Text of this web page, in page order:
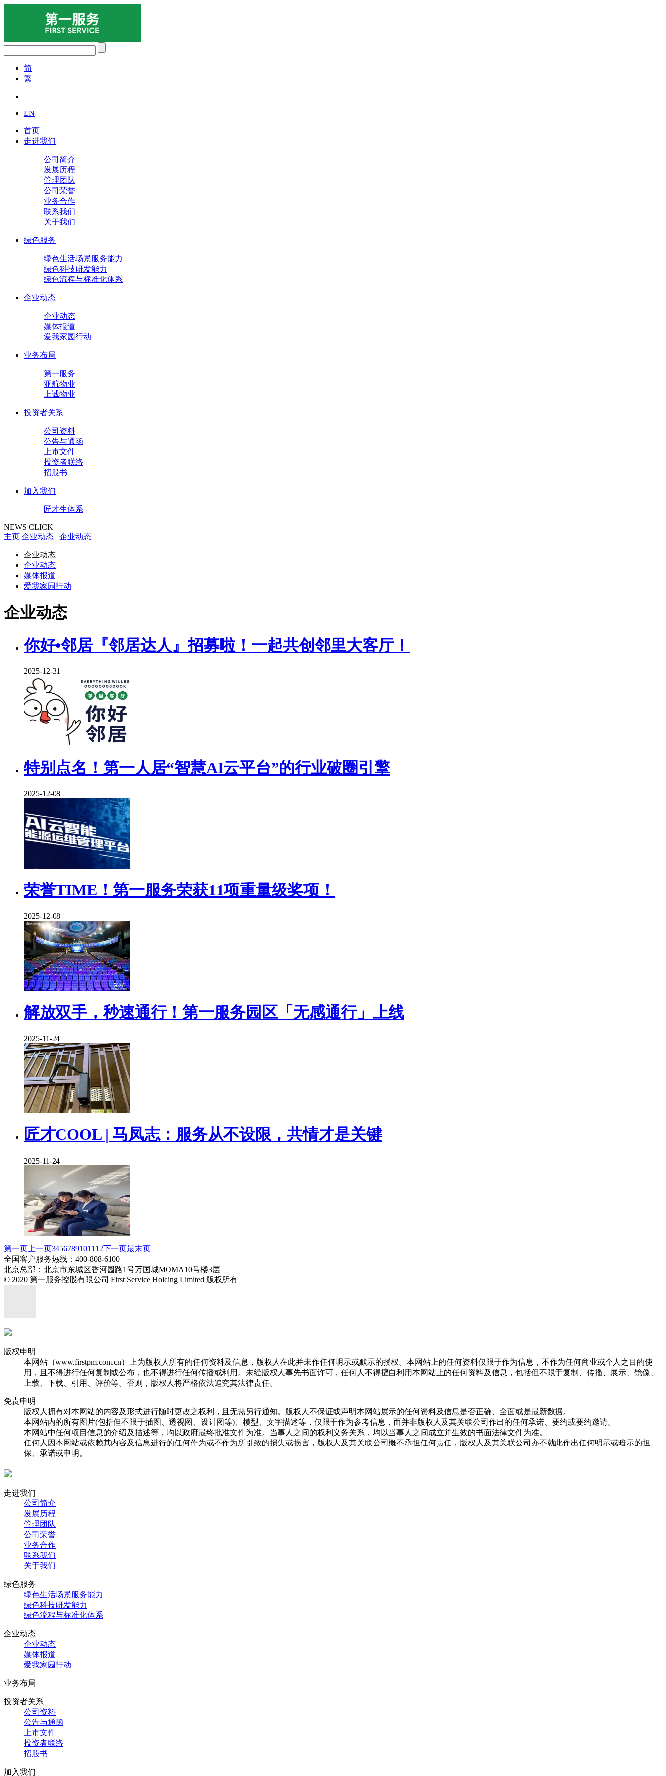
简
繁
EN
首页
走进我们
公司简介
发展历程
管理团队
公司荣誉
业务合作
联系我们
关于我们
绿色服务
绿色生活场景服务能力
绿色科技研发能力
绿色流程与标准化体系
企业动态
企业动态
媒体报道
爱我家园行动
业务布局
第一服务
亚航物业
上诚物业
投资者关系
公司资料
公告与通函
上市文件
投资者联络
招股书
加入我们
匠才生体系
NEWS CLICK
主页 企业动态 企业动态
企业动态
企业动态
媒体报道
爱我家园行动
企业动态
你好•邻居『邻居达人』招募啦！一起共创邻里大客厅！
2025-12-31
特别点名！第一人居“智慧AI云平台”的行业破圈引擎
2025-12-08
荣誉TIME！第一服务荣获11项重量级奖项！
2025-12-08
解放双手，秒速通行！第一服务园区「无感通行」上线
2025-11-24
匠才COOL | 马凤志：服务从不设限，共情才是关键
2025-11-24
第一页 上一页34567891011 12下一页最末页
全国客户服务热线：400-808-6100
北京总部：北京市东城区香河园路1号万国城MOMΛ10号楼3层
© 2020 第一服务控股有限公司 First Service Holding Limited 版权所有
版权申明
本网站（www.firstpm.com.cn）上为版权人所有的任何资料及信息，版权人在此并未作任何明示或默示的授权。本网站上的任何资料仅限于作为信息，不作为任何商业或个人之目的使
用，且不得进行任何复制或公布，也不得进行任何传播或利用。未经版权人事先书面许可，任何人不得擅自利用本网站上的任何资料及信息，包括但不限于复制、传播、展示、镜像、
上载、下载、引用、评价等。否则，版权人将严格依法追究其法律责任。
免责申明
版权人拥有对本网站的内容及形式进行随时更改之权利，且无需另行通知。版权人不保证或声明本网站展示的任何资料及信息是否正确、全面或是最新数据。
本网站内的所有图片(包括但不限于插图、透视图、设计图等)、模型、文字描述等，仅限于作为参考信息，而并非版权人及其关联公司作出的任何承诺、要约或要约邀请。
本网站中任何项目信息的介绍及描述等，均以政府最终批准文件为准。当事人之间的权利义务关系，均以当事人之间成立并生效的书面法律文件为准。
任何人因本网站或依赖其内容及信息进行的任何作为或不作为所引致的损失或损害，版权人及其关联公司概不承担任何责任，版权人及其关联公司亦不就此作出任何明示或暗示的担
保、承诺或申明。
走进我们
公司简介
发展历程
管理团队
公司荣誉
业务合作
联系我们
关于我们
绿色服务
绿色生活场景服务能力
绿色科技研发能力
绿色流程与标准化体系
企业动态
企业动态
媒体报道
爱我家园行动
业务布局
投资者关系
公司资料
公告与通函
上市文件
投资者联络
招股书
加入我们